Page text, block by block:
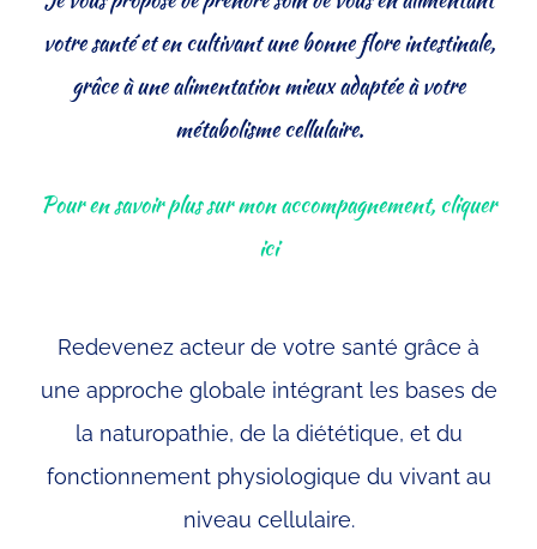
votre santé et en cultivant une bonne flore intestinale,
grâce à une alimentation mieux adaptée à votre
métabolisme cellulaire.
Pour en savoir plus sur mon accompagnement, cliquer
ici
Redevenez acteur de votre santé grâce à
une approche globale intégrant les bases de
la naturopathie, de la diététique, et du
fonctionnement physiologique du vivant au
niveau cellulaire.